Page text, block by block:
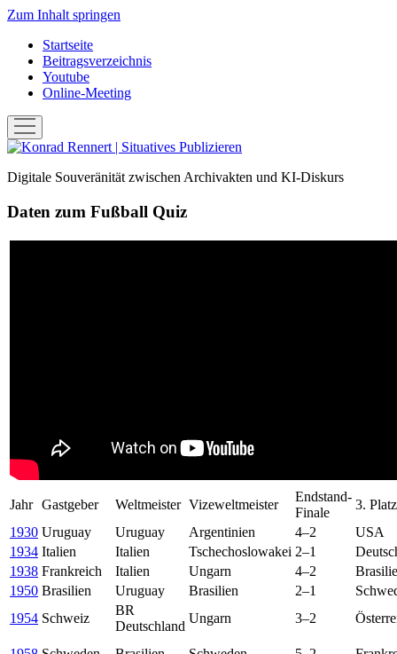
Zum Inhalt springen
Startseite
Beitragsverzeichnis
Youtube
Online-Meeting
Menü
öffnen
Konrad
|
Publizieren
Digitale Souveränität zwischen Archivakten und KI-Diskurs
Daten zum Fußball Quiz
Jahr Gastgeber Weltmeister Vizeweltmeister
Endstand-
Finale
3. Platz
1930 Uruguay Uruguay Argentinien 4–2
USA
1934 Italien Italien Tschechoslowakei 2–1
1938 Frankreich Italien Ungarn 4–2
1950 Brasilien Uruguay Brasilien 2–1
1954 Schweiz
BR
Deutschland
Ungarn 3–2